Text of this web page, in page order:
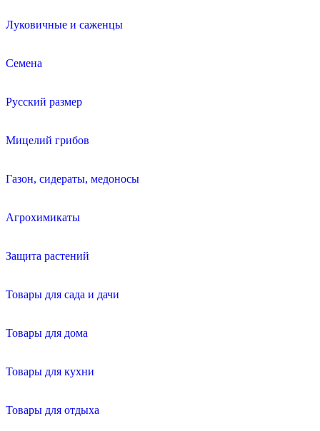
Луковичные и саженцы
Семена
Русский размер
Мицелий грибов
Газон, сидераты, медоносы
Агрохимикаты
Защита растений
Товары для сада и дачи
Товары для дома
Товары для кухни
Товары для отдыха